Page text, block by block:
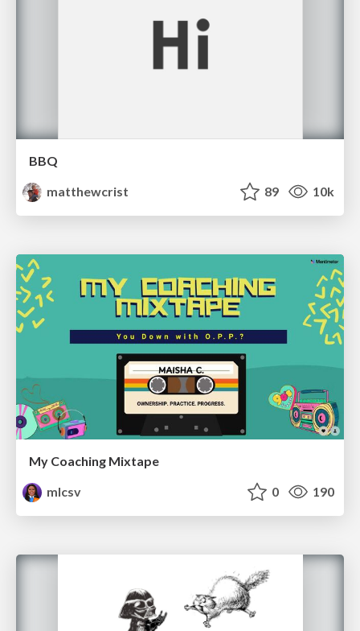
BBQ
matthewcrist
89 10k
My Coaching Mixtape
mlcsv
0 190